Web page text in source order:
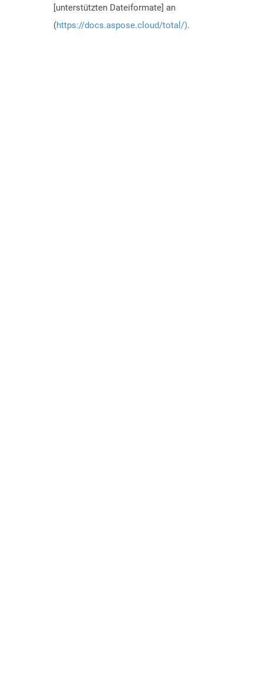
[unterstützten Dateiformate] an
(https://docs.aspose.cloud/total/).